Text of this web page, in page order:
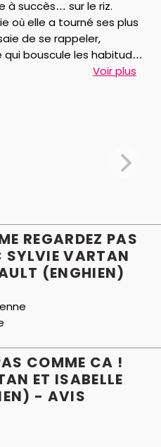
à succès… sur le riz.
où elle a tourné ses plus
de se rappeler,
bouscule les habitudes
une complicité se
entre Rome et la
?
à quelqu’un ?
ne sont pas autorisés
Voir plus
REGARDEZ PAS
VARTAN
(ENGHIEN)
COMME CA !
ET ISABELLE
- AVIS